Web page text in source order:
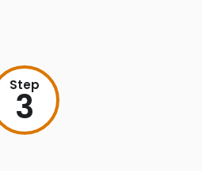
Step
3